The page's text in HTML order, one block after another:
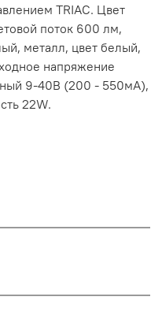
TRIAC. Цвет
поток 600 лм,
металл, цвет белый,
напряжение
9-40В (200 - 550мА),
22W.